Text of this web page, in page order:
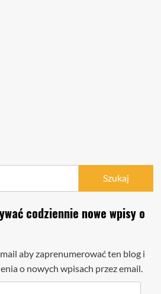
codziennie nowe wpisy o
aby zaprenumerować ten blog i
o nowych wpisach przez email.